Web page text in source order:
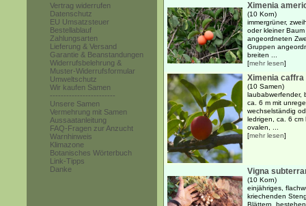
Vertrag widerrufen
Datenschutz
EU Umsatzsteuer
Bestellablauf
Zahlungsarten
Lieferung & Versand
Garantie & Beanstandungen
Widerrufsbelehrung &
Muster-Widerrufsformular
Umweltschutz
Wir kaufen Samen
------------------------
Unsere Samen
Vermehrung mit Samen
Aussaatanleitung
FAQ-Fragen zur Anzucht
Warnhinweis
Klimazone
Botanisches Wörterbuch
Link-Tipps
Danke
Ximenia
(10 Korn)
immergrüner,
oder kleiner
angeordneten
Gruppen
breiten ...
[mehr lesen]
Ximenia caffra
(10 Samen)
laubabwerfender,
ca. 6 m mit
wechselständig
ledrigen, ca. 6 cm
ovalen, ...
[mehr lesen]
Vigna
(10 Korn)
einjähriges,
kriechenden
Blättern,